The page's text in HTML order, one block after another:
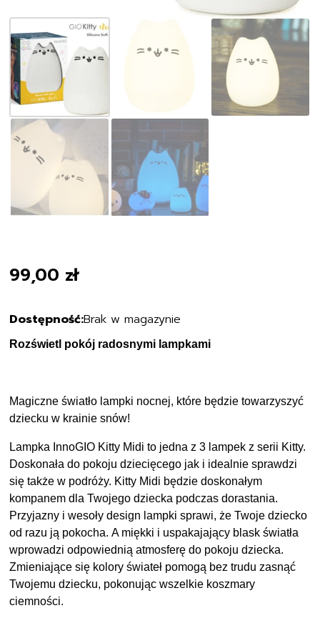
99,00 zł
Brak w magazynie
Rozświetl pokój radosnymi lampkami
Magiczne światło lampki nocnej, które będzie towarzyszyć
dziecku w krainie snów!
Lampka InnoGIO Kitty Midi to jedna z 3 lampek z serii Kitty.
Doskonała do pokoju dziecięcego jak i idealnie sprawdzi
się także w podróży. Kitty Midi będzie doskonałym
kompanem dla Twojego dziecka podczas dorastania.
Przyjazny i wesoły design lampki sprawi, że Twoje dziecko
od razu ją pokocha. A miękki i uspakajający blask światła
wprowadzi odpowiednią atmosferę do pokoju dziecka.
Zmieniające się kolory świateł pomogą bez trudu zasnąć
Twojemu dziecku, pokonując wszelkie koszmary
ciemności.